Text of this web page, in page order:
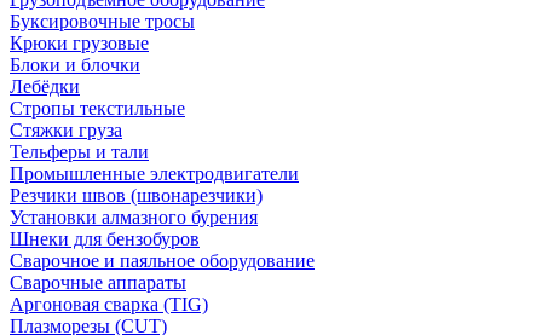
Буксировочные тросы
Крюки грузовые
Блоки и блочки
Лебёдки
Стропы текстильные
Стяжки груза
Тельферы и тали
Промышленные электродвигатели
Резчики швов (швонарезчики)
Установки алмазного бурения
Шнеки для бензобуров
Сварочное и паяльное оборудование
Сварочные аппараты
Аргоновая сварка (TIG)
Плазморезы (CUT)